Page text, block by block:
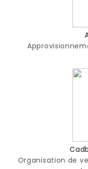
Organisation de